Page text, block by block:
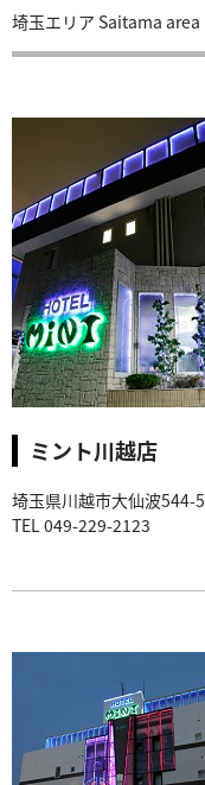
埼玉エリア Saitama area
ミント川越店
埼玉県川越市大仙波544-5
TEL 049-229-2123